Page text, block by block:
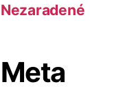
Nezaradené
Meta